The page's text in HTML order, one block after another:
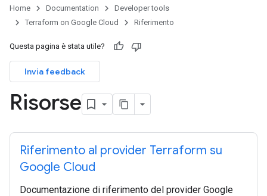
Home Documentation
Developer tools
Terraform on Google Cloud
Riferimento
Questa pagina è stata utile?
Invia feedback
Risorse
Riferimento al provider Terraform su
Google Cloud
Documentazione di riferimento del provider Google